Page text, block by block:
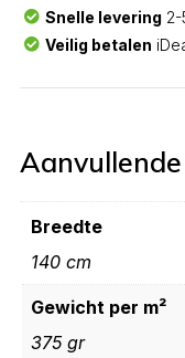
Snelle levering
Veilig betalen
Breedte
140 cm
Gewicht per m²
375 gr